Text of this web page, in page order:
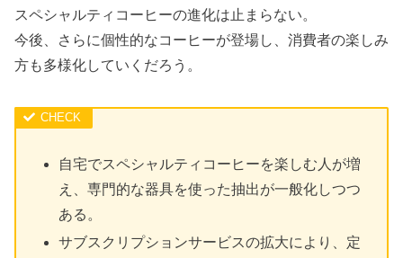
スペシャルティコーヒーの進化は止まらない。
今後、さらに個性的なコーヒーが登場し、消費者の楽しみ
方も多様化していくだろう。
自宅でスペシャルティコーヒーを楽しむ人が増
え、専門的な器具を使った抽出が一般化しつつ
ある。
サブスクリプションサービスの拡大により、定